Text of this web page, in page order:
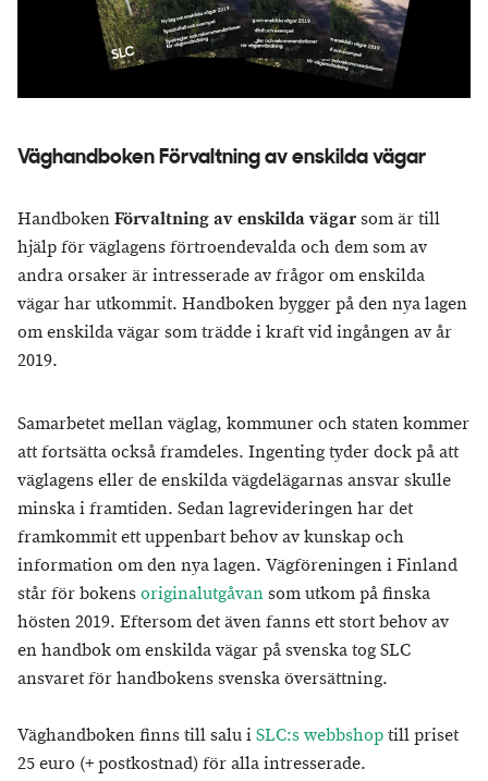
Väghandboken Förvaltning av enskilda vägar
HandbokenFörvaltning av enskilda vägarsom är till
hjälp för väglagens förtroendevalda och dem som av
andra orsaker är intresserade av frågor om enskilda
vägar har utkommit. Handboken bygger på den nya lagen
om enskilda vägar som trädde i kraft vid ingången av år
2019.
Samarbetet mellan väglag, kommuner och staten kommer
att fortsätta också framdeles. Ingenting tyder dock på att
väglagens eller de enskilda vägdelägarnas ansvar skulle
minska i framtiden. Sedan lagrevideringen har det
framkommit ett uppenbart behov av kunskap och
information om den nya lagen. Vägföreningen i Finland
står för bokensoriginalutgåvansom utkom på finska
hösten 2019. Eftersom det även fanns ett stort behov av
en handbok om enskilda vägar på svenska tog SLC
ansvaret för handbokens svenska översättning.
Väghandboken finns till salu iSLC:s webbshoptill priset
25 euro (+ postkostnad) för alla intresserade.